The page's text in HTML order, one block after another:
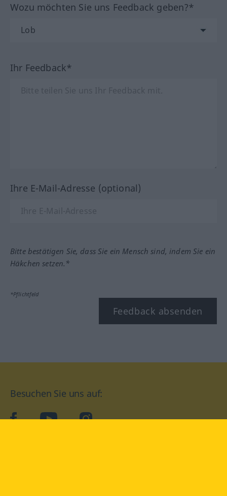
Wozu möchten Sie uns Feedback geben?*
Ihr Feedback*
Ihre E-Mail-Adresse (optional)
Bitte bestätigen Sie, dass Sie ein Mensch sind, indem Sie ein
Häkchen setzen.*
*Pflichtfeld
Feedback absenden
Besuchen Sie uns auf:
facebookYouTube Instagram